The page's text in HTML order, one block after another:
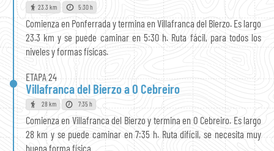
23.3 km 5:30 h
Comienza en Ponferrada y termina en Villafranca del Bierzo. Es largo
23.3 km y se puede caminar en 5:30 h. Ruta fácil, para todos los
niveles y formas físicas.
ETAPA 24
Villafranca del Bierzo a O Cebreiro
28 km 7:35 h
Comienza en Villafranca del Bierzo y termina en O Cebreiro. Es largo
28 km y se puede caminar en 7:35 h. Ruta difícil, se necesita muy
buena forma física